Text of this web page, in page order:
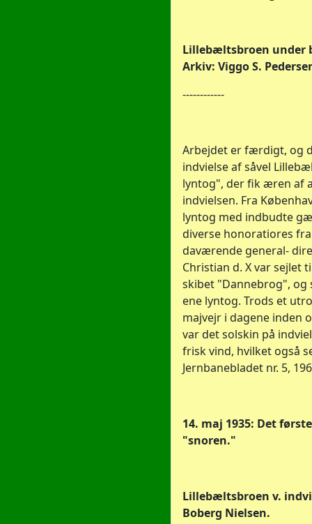
Lillebæltsbroen under
Arkiv: Viggo S.
------------
Arbejdet er færdigt, og
indvielse af såvel
lyntog", der fik æren af
indvielsen. Fra
lyntog med indbudte
diverse honoratiores
daværende general-
Christian d. X var sejlet
skibet "Dannebrog",
ene lyntog. Trods et
majvejr i dagene inden
var det solskin på
frisk vind, hvilket også
Jernbanebladet nr. 5,
14. maj 1935: Det
"snoren."
Lillebæltsbroen v.
Boberg Nielsen.